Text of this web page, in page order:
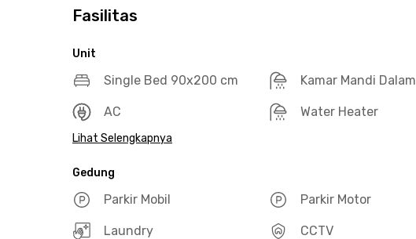
Fasilitas
Unit
Single Bed 90x200 cm Kamar Mandi Dalam
AC Water Heater
Lihat Selengkapnya
Gedung
Parkir Mobil Parkir Motor
Laundry CCTV